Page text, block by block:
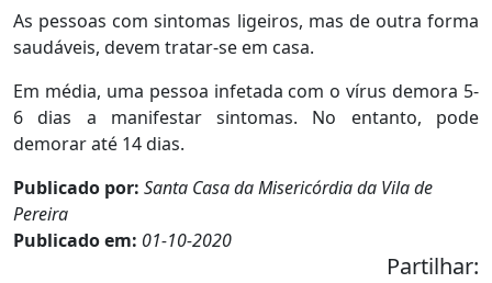
As pessoas com sintomas ligeiros, mas de outra forma
saudáveis, devem tratar-se em casa.
Em média, uma pessoa infetada com o vírus demora 5-
6 dias a manifestar sintomas. No entanto, pode
demorar até 14 dias.
Publicado por: Santa Casa da Misericórdia da Vila de
Pereira
Publicado em: 01-10-2020
Partilhar: